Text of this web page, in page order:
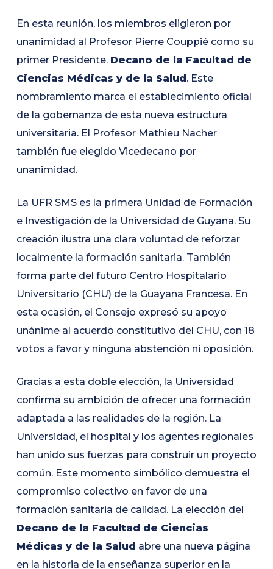
En esta reunión, los miembros eligieron por
unanimidad al Profesor Pierre Couppié como su
primer Presidente. Decano de la Facultad de
Ciencias Médicas y de la Salud. Este
nombramiento marca el establecimiento oficial
de la gobernanza de esta nueva estructura
universitaria. El Profesor Mathieu Nacher
también fue elegido Vicedecano por
unanimidad.
La UFR SMS es la primera Unidad de Formación
e Investigación de la Universidad de Guyana. Su
creación ilustra una clara voluntad de reforzar
localmente la formación sanitaria. También
forma parte del futuro Centro Hospitalario
Universitario (CHU) de la Guayana Francesa. En
esta ocasión, el Consejo expresó su apoyo
unánime al acuerdo constitutivo del CHU, con 18
votos a favor y ninguna abstención ni oposición.
Gracias a esta doble elección, la Universidad
confirma su ambición de ofrecer una formación
adaptada a las realidades de la región. La
Universidad, el hospital y los agentes regionales
han unido sus fuerzas para construir un proyecto
común. Este momento simbólico demuestra el
compromiso colectivo en favor de una
formación sanitaria de calidad. La elección del
Decano de la Facultad de Ciencias
Médicas y de la Salud abre una nueva página
en la historia de la enseñanza superior en la